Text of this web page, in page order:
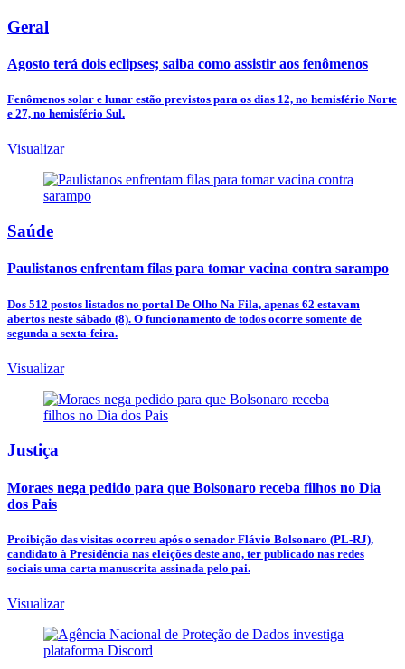
Geral
Agosto terá dois eclipses; saiba como assistir aos fenômenos
Fenômenos solar e lunar estão previstos para os dias 12, no hemisfério Norte
e 27, no hemisfério Sul.
Visualizar
Saúde
Paulistanos enfrentam filas para tomar vacina contra sarampo
Dos 512 postos listados no portal De Olho Na Fila, apenas 62 estavam
abertos neste sábado (8). O funcionamento de todos ocorre somente de
segunda a sexta-feira.
Visualizar
Justiça
Moraes nega pedido para que Bolsonaro receba filhos no Dia
dos Pais
Proibição das visitas ocorreu após o senador Flávio Bolsonaro (PL-RJ),
candidato à Presidência nas eleições deste ano, ter publicado nas redes
sociais uma carta manuscrita assinada pelo pai.
Visualizar